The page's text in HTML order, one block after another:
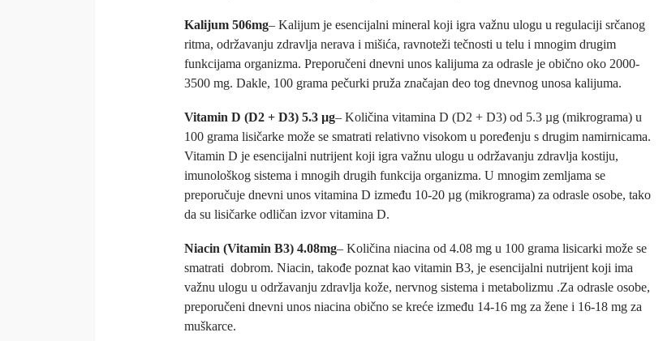
Kalijum 506mg– Kalijum je esencijalni mineral koji igra važnu ulogu u regulaciji srčanog
ritma, održavanju zdravlja nerava i mišića, ravnoteži tečnosti u telu i mnogim drugim
funkcijama organizma. Preporučeni dnevni unos kalijuma za odrasle je obično oko 2000-
3500 mg. Dakle, 100 grama pečurki pruža značajan deo tog dnevnog unosa kalijuma.
Vitamin D (D2 + D3) 5.3 µg– Količina vitamina D (D2 + D3) od 5.3 µg (mikrograma) u
100 grama lisičarke može se smatrati relativno visokom u poređenju s drugim namirnicama.
Vitamin D je esencijalni nutrijent koji igra važnu ulogu u održavanju zdravlja kostiju,
imunološkog sistema i mnogih drugih funkcija organizma. U mnogim zemljama se
preporučuje dnevni unos vitamina D između 10-20 µg (mikrograma) za odrasle osobe, tako
da su lisičarke odličan izvor vitamina D.
Niacin (Vitamin B3) 4.08mg– Količina niacina od 4.08 mg u 100 grama lisicarki može se
smatrati dobrom. Niacin, takođe poznat kao vitamin B3, je esencijalni nutrijent koji ima
važnu ulogu u održavanju zdravlja kože, nervnog sistema i metabolizmu .Za odrasle osobe,
preporučeni dnevni unos niacina obično se kreće između 14-16 mg za žene i 16-18 mg za
muškarce.